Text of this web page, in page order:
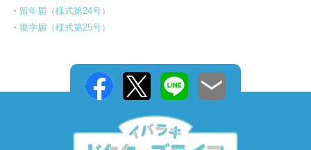
・ 留年届（様式第24号）
・ 復学届（様式第25号）